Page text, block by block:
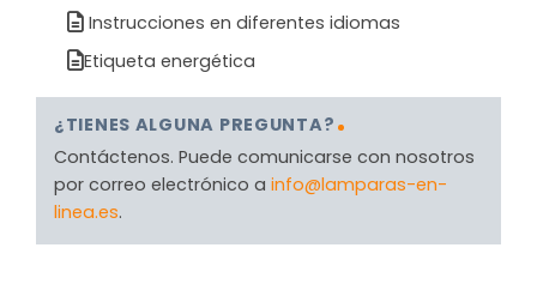
Instrucciones en diferentes idiomas
Etiqueta energética
¿TIENES ALGUNA PREGUNTA?
Contáctenos. Puede comunicarse con nosotros
por correo electrónico a info@lamparas-en-
linea.es.